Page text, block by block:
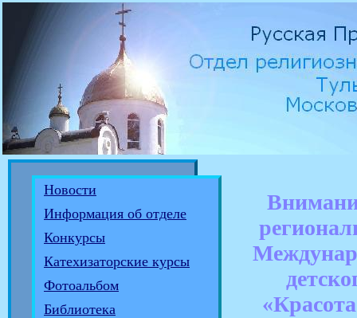
Новости
Информация об отделе
Конкурсы
Катехизаторские курсы
Фотоальбом
Библиотека